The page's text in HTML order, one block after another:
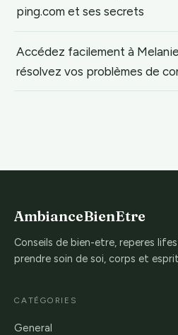
ping.com et ses secrets
Accédez facilement à
résolvez vos problèmes de
AmbianceBienEtre
Conseils de bien-etre, reperes
prendre soin de soi, corps et
CATÉGORIES
General